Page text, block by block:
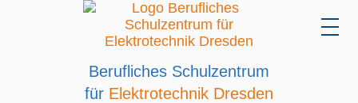
Berufliches Schulzentrum
für Elektrotechnik Dresden